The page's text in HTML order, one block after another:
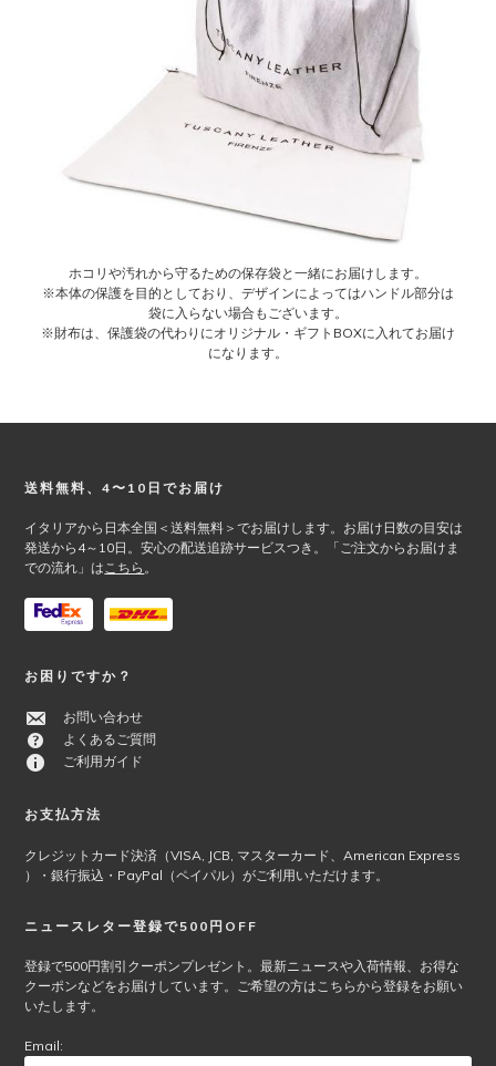
ホコリや汚れから守るための保存袋と一緒にお届けします。
※本体の保護を目的としており、デザインによってはハンドル部分は
袋に入らない場合もございます。
※財布は、保護袋の代わりにオリジナル・ギフトBOXに入れてお届け
になります。
Footer
送料無料、4〜10日でお届け
イタリアから日本全国＜送料無料＞でお届けします。お届け日数の目安は
発送から4～10日。安心の配送追跡サービスつき。「ご注文からお届けま
での流れ」はこちら 。
お困りですか？
お問い合わせ
よくあるご質問
ご利用ガイド
お支払方法
クレジットカード決済（VISA, JCB, マスターカード、American Express
）・銀行振込・PayPal（ペイパル）がご利用いただけます。
ニュースレター登録で500円OFF
登録で500円割引クーポンプレゼント。最新ニュースや入荷情報、お得な
クーポンなどをお届けしています。ご希望の方はこちらから登録をお願い
いたします。
Email: